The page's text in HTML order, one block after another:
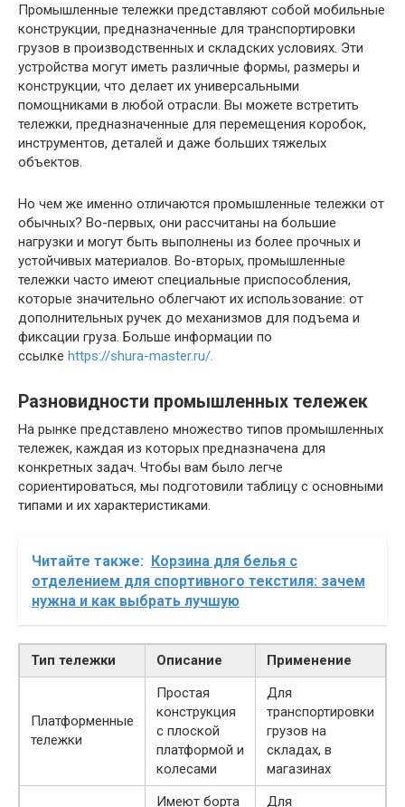
Промышленные тележки представляют собой мобильные
конструкции, предназначенные для транспортировки
грузов в производственных и складских условиях. Эти
устройства могут иметь различные формы, размеры и
конструкции, что делает их универсальными
помощниками в любой отрасли. Вы можете встретить
тележки, предназначенные для перемещения коробок,
инструментов, деталей и даже больших тяжелых
объектов.
Но чем же именно отличаются промышленные тележки от
обычных? Во-первых, они рассчитаны на большие
нагрузки и могут быть выполнены из более прочных и
устойчивых материалов. Во-вторых, промышленные
тележки часто имеют специальные приспособления,
которые значительно облегчают их использование: от
дополнительных ручек до механизмов для подъема и
фиксации груза. Больше информации по
ссылке https://shura-master.ru/.
Разновидности промышленных тележек
На рынке представлено множество типов промышленных
тележек, каждая из которых предназначена для
конкретных задач. Чтобы вам было легче
сориентироваться, мы подготовили таблицу с основными
типами и их характеристиками.
Читайте также:
Корзина для белья с
отделением для спортивного текстиля: зачем
нужна и как выбрать лучшую
Тип тележки Описание Применение
Платформенные
тележки
Простая
конструкция
с плоской
платформой и
колесами
Для
транспортировки
грузов на
складах, в
магазинах
Имеют борта
Для